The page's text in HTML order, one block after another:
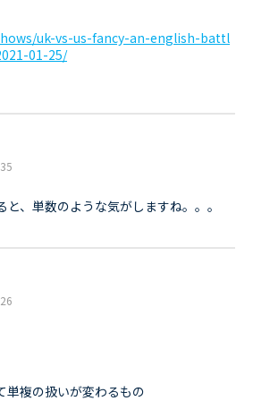
uk-vs-us-fancy-an-english-battl
01-25/
、単数のような気がしますね。。。
単複の扱いが変わるもの